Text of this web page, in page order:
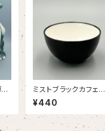
ミストブラックカフェオ
レ【OUTLET】
¥440